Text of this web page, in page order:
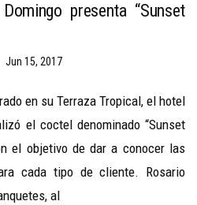
presenta “Sunset
Jun 15, 2017
en su Terraza Tropical, el hotel
el coctel denominado “Sunset
el objetivo de dar a conocer las
cada tipo de cliente. Rosario
al